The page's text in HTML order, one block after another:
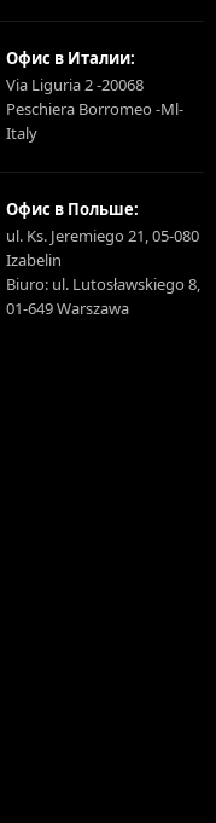
Офис в Италии:
Via Liguria 2 -20068
Peschiera Borromeo -Ml-
Italy
Офис в Польше:
ul. Ks. Jeremiego 21, 05-080
Izabelin
Biuro: ul. Lutosławskiego 8,
01-649 Warszawa